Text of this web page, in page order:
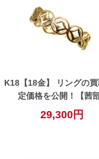
K18【18金】 リングの
定価格を公開！【茜部
29,300円